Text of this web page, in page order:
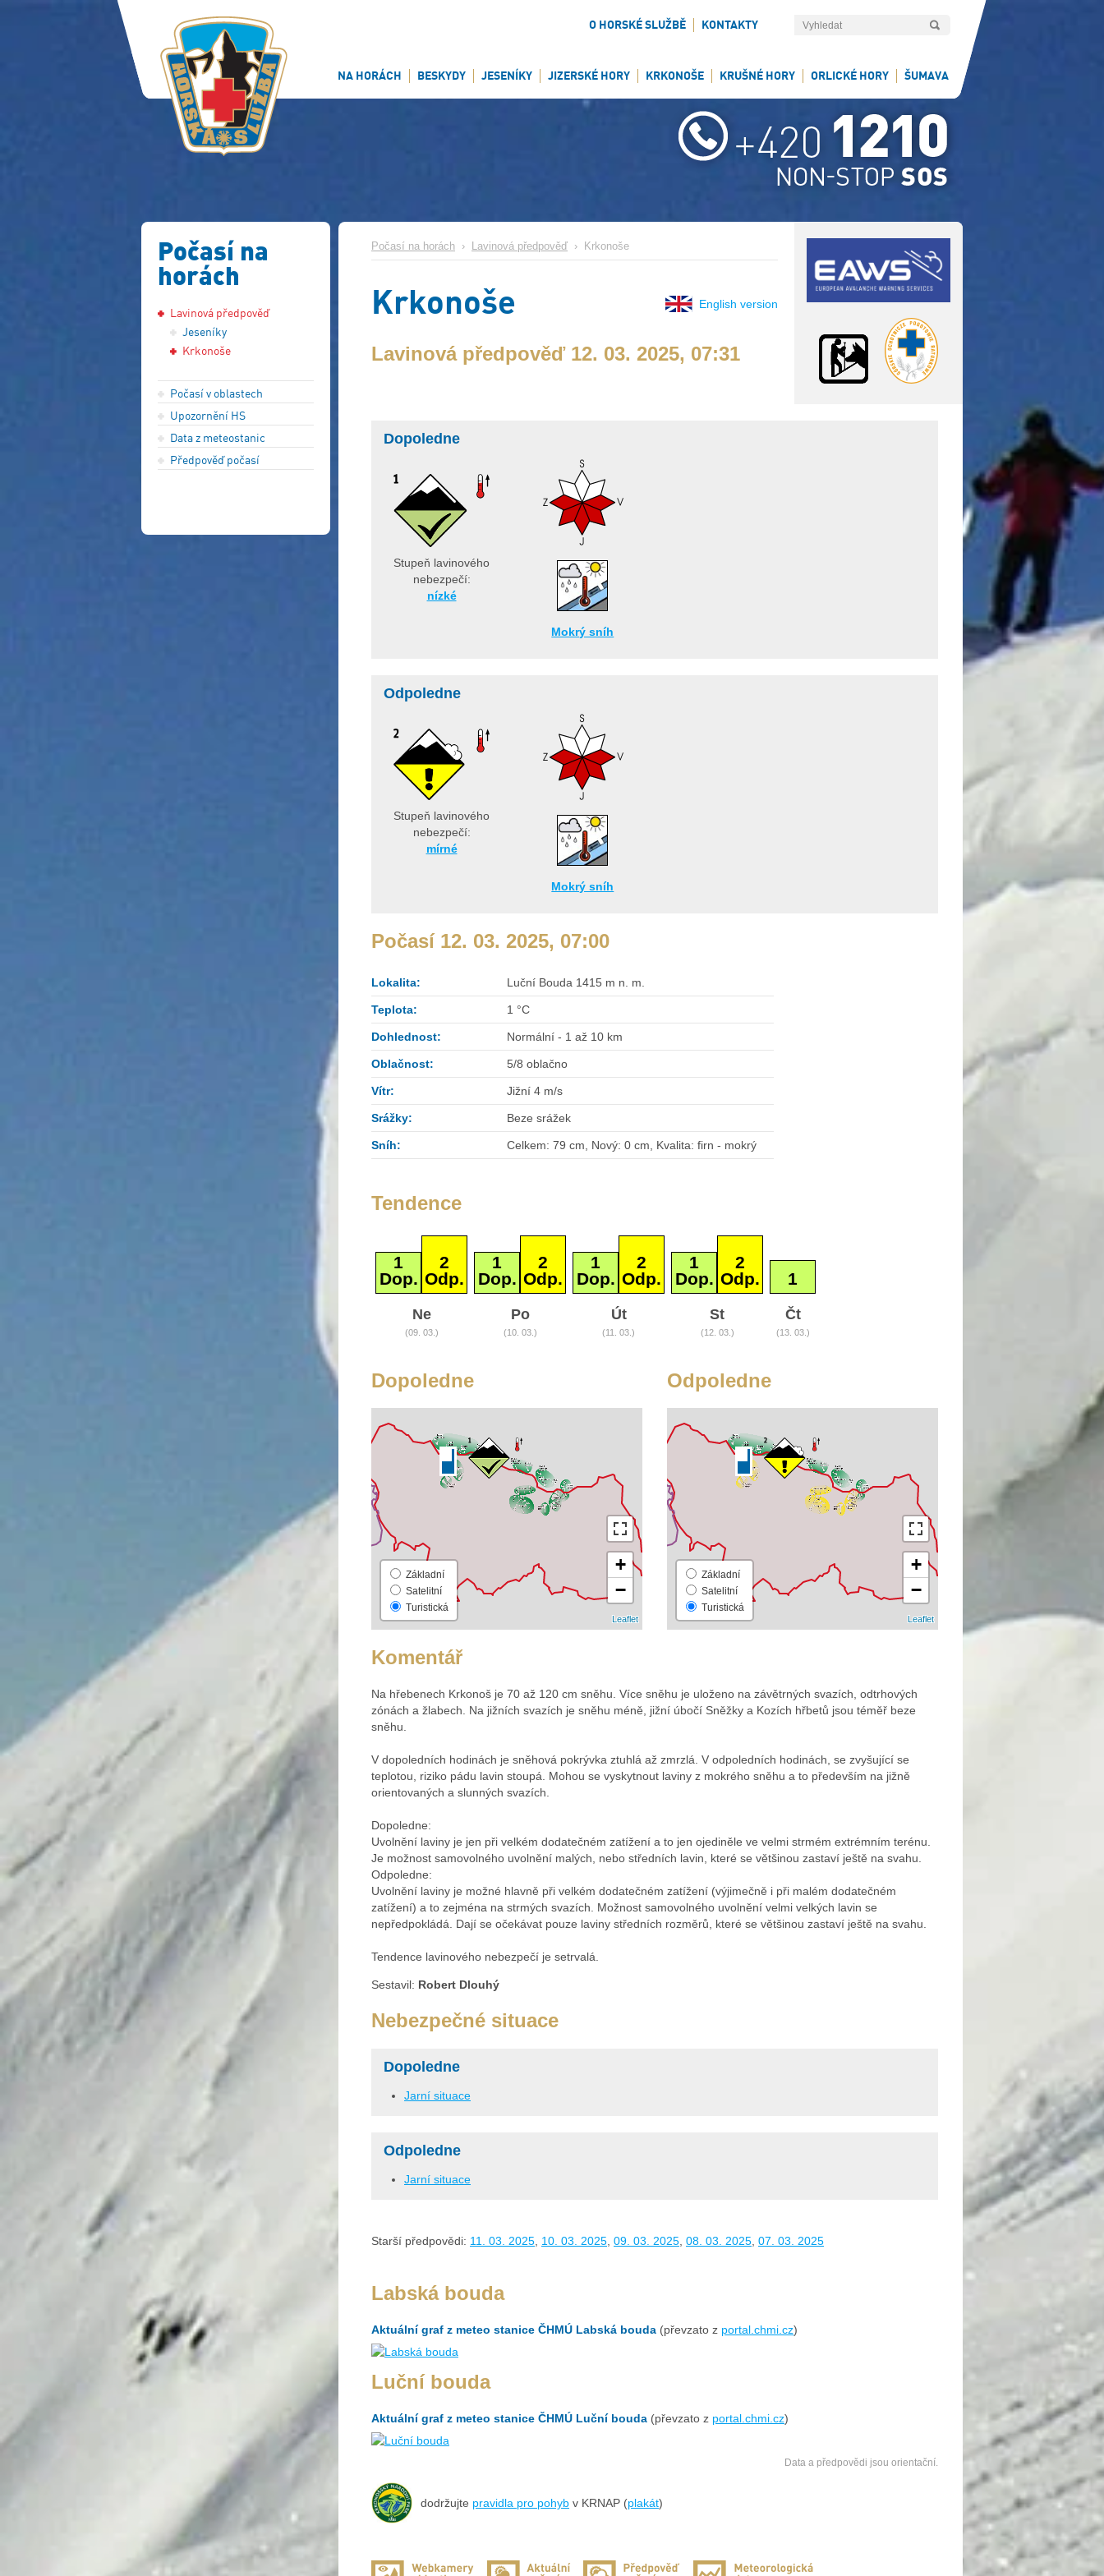
O HORSKÉ SLUŽBĚ KONTAKTY
NA HORÁCH BESKYDY JESENÍKY JIZERSKÉ HORY KRKONOŠE KRUŠNÉ HORY ORLICKÉ HORY ŠUMAVA
Počasí na
horách
Lavinová předpověď
Jeseníky
Krkonoše
Počasí v oblastech
Upozornění HS
Data z meteostanic
Předpověď počasí
Počasí na horách › Lavinová předpověď › Krkonoše
Krkonoše English version
Lavinová předpověď 12. 03. 2025, 07:31
Dopoledne
Stupeň lavinového
nebezpečí:
nízké
Mokrý sníh
Odpoledne
Stupeň lavinového
nebezpečí:
mírné
Mokrý sníh
Počasí 12. 03. 2025, 07:00
Lokalita: Luční Bouda 1415 m n. m.
Teplota: 1 °C
Dohlednost: Normální - 1 až 10 km
Oblačnost: 5/8 oblačno
Vítr: Jižní 4 m/s
Srážky: Beze srážek
Sníh: Celkem: 79 cm, Nový: 0 cm, Kvalita: firn - mokrý
Tendence
1
Dop.
2
Odp.
1
Dop.
2
Odp.
1
Dop.
2
Odp.
1
Dop.
2
Odp.
1
Ne
(09. 03.)
Po
(10. 03.)
Út
(11. 03.)
St
(12. 03.)
Čt
(13. 03.)
Dopoledne
Základní
Satelitní
Turistická
+
−
Leaflet
Odpoledne
Základní
Satelitní
Turistická
+
−
Leaflet
Komentář
Na hřebenech Krkonoš je 70 až 120 cm sněhu. Více sněhu je uloženo na závětrných svazích, odtrhových
zónách a žlabech. Na jižních svazích je sněhu méně, jižní úbočí Sněžky a Kozích hřbetů jsou téměř beze
sněhu.
V dopoledních hodinách je sněhová pokrývka ztuhlá až zmrzlá. V odpoledních hodinách, se zvyšující se
teplotou, riziko pádu lavin stoupá. Mohou se vyskytnout laviny z mokrého sněhu a to především na jižně
orientovaných a slunných svazích.
Dopoledne:
Uvolnění laviny je jen při velkém dodatečném zatížení a to jen ojediněle ve velmi strmém extrémním terénu.
Je možnost samovolného uvolnění malých, nebo středních lavin, které se většinou zastaví ještě na svahu.
Odpoledne:
Uvolnění laviny je možné hlavně při velkém dodatečném zatížení (výjimečně i při malém dodatečném
zatížení) a to zejména na strmých svazích. Možnost samovolného uvolnění velmi velkých lavin se
nepředpokládá. Dají se očekávat pouze laviny středních rozměrů, které se většinou zastaví ještě na svahu.
Tendence lavinového nebezpečí je setrvalá.
Sestavil: Robert Dlouhý
Nebezpečné situace
Dopoledne
Jarní situace
Odpoledne
Jarní situace
Starší předpovědi: 11. 03. 2025, 10. 03. 2025, 09. 03. 2025, 08. 03. 2025, 07. 03. 2025
Labská bouda
Aktuální graf z meteo stanice ČHMÚ Labská bouda (převzato z portal.chmi.cz)
Luční bouda
Aktuální graf z meteo stanice ČHMÚ Luční bouda (převzato z portal.chmi.cz)
Data a předpovědi jsou orientační.
dodržujte pravidla pro pohyb v KRNAP (plakát)